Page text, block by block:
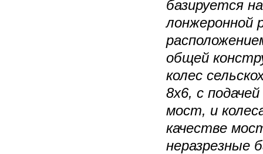
базируется
лонжеронной
общей
колес
8х6, с
мост, и
качестве
неразрезные